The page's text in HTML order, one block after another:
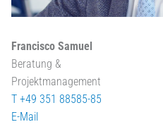
Francisco Samuel
Beratung &
Projektmanagement
T +49 351 88585-85
E-Mail